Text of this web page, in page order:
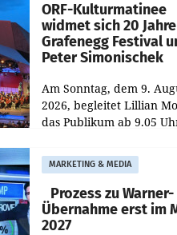
ORF-Kulturmatinee
widmet sich 20
Grafenegg Festival
Peter Simonischek
Am Sonntag, dem 9.
2026, begleitet Lillian
das Publikum ab 9.05
„Kulturmatinee“. Die
startet mit der
„20 Jahre Grafenegg
MARKETING & MEDIA
Prozess zu Warner-
Übernahme erst im
2027